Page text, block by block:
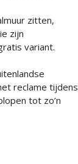
zitten,
zijn
variant.
reclame tijdens
tot zo’n